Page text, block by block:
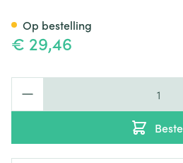
€ 29,46
Op bestelling